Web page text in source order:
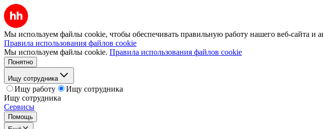
Мы используем файлы cookie, чтобы обеспечивать правильную работу нашего веб-сайта и
Правила использования файлов cookie
Мы используем файлы cookie. Правила использования файлов cookie
Понятно
Ищу сотрудника
Ищу работу
Ищу сотрудника
Ищу сотрудника
Сервисы
Помощь